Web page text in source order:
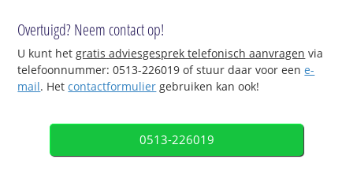
Overtuigd? Neem contact op!
U kunt hetgratis adviesgesprek telefonisch aanvragen via
telefoonnummer: 0513-226019 of stuur daar voor eene-
mail. Hetcontactformulier gebruiken kan ook!
0513-226019